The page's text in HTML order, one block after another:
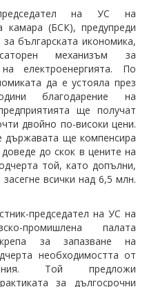
на УС на
камара (БСК), предупреди
българската икономика,
механизъм за
електроенергията. По
да е устояла през
благодарение на
ще получат
двойно по-високи цени.
държавата ще компенсира
до скок в цените на
той, като допълни,
всички над 6,5 млн.
председател на УС на
промишлена палата
за запазване на
необходимостта от
Той предложи
за дългосрочни